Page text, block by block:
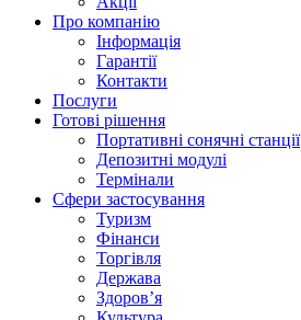
Про компанію
Інформація
Гарантії
Контакти
Послуги
Готові рішення
Портативні сонячні станції
Депозитні модулі
Термінали
Сфери застосування
Туризм
Фінанси
Торгівля
Держава
Здоров’я